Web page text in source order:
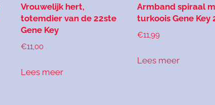
Vrouwelijk hert,
totemdier van de 22ste
Gene Key
€11,00
Lees meer
Armband spiraal
turkoois Gene Key
€11,99
Lees meer